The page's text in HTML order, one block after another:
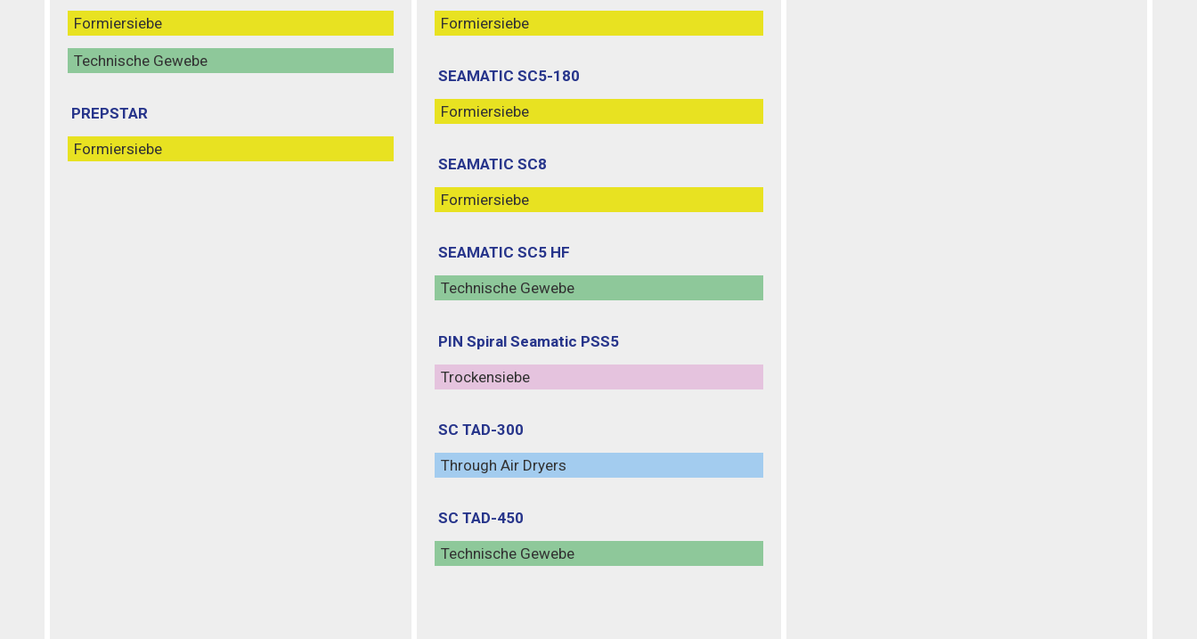
Formiersiebe
Technische Gewebe
PREPSTAR
Formiersiebe
Formiersiebe
SEAMATIC SC5-180
Formiersiebe
SEAMATIC SC8
Formiersiebe
SEAMATIC SC5 HF
Technische Gewebe
PIN Spiral Seamatic PSS5
Trockensiebe
SC TAD-300
Through Air Dryers
SC TAD-450
Technische Gewebe